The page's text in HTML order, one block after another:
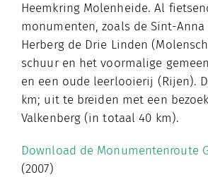
Heemkring Molenheide. Al
monumenten, zoals de Sint-
Herberg de Drie Linden
schuur en het voormalige
en een oude leerlooierij (Rijen).
km; uit te breiden met een
Valkenberg (in totaal 40 km).
Download de Monumentenroute
(2007)